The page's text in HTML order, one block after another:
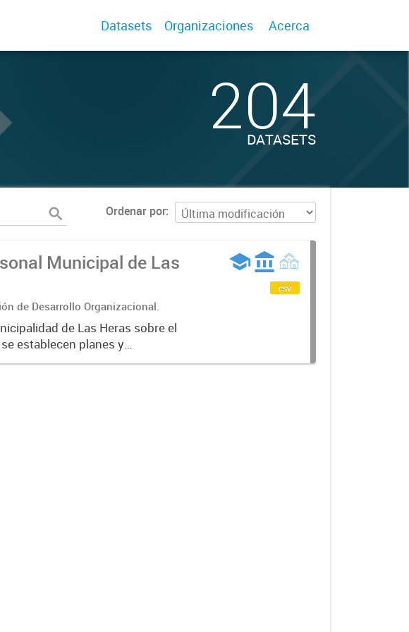
Datasets Organizaciones Acerca
204
DATASETS
Ordenar por
Municipal de Las
de Desarrollo Organizacional.
de Las Heras sobre el
establecen planes y
municipal. Partiendo del
csv